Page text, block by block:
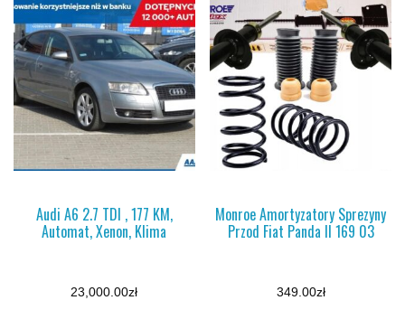
Audi A6 2.7 TDI , 177 KM,
Automat, Xenon, Klima
23,000.00zł
Monroe Amortyzatory Sprezyny
Przod Fiat Panda II 169 03
349.00zł